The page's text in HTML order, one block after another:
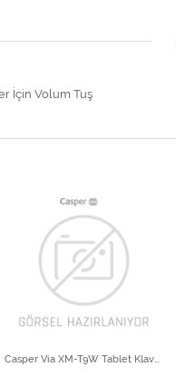
İçin Volum Tuş
Casper Via XM-T9W Tablet Klavye